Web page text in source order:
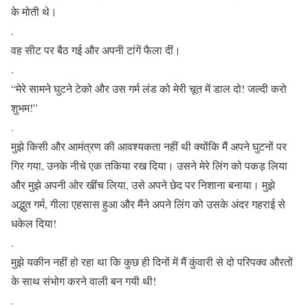
के मोती थे।
.
वह सीट पर बैठ गई और अपनी टांगें फैला दीं।
.
“मेरे सामने घुटने टेको और उस गर्म लंड को मेरी चूत में डाल दो! जल्दी करो
शुभम!”
.
मुझे किसी और आमंत्रण की आवश्यकता नहीं थी क्योंकि मैं अपने घुटनों पर
गिर गया, उनके नीचे एक तकिया रख दिया। उसने मेरे लिंग को पकड़ लिया
और मुझे अपनी ओर खींच लिया, उसे अपने छेद पर निशाना बनाया। मुझे
अद्भुत गर्म, गीला एहसास हुआ और मैंने अपने लिंग को उसके अंदर गहराई से
धकेल दिया!
.
मुझे यकीन नहीं हो रहा था कि कुछ ही दिनों में मैं कुंवारी से दो परिपक्व औरतों
के साथ संभोग करने वाली बन गयी थी!
.